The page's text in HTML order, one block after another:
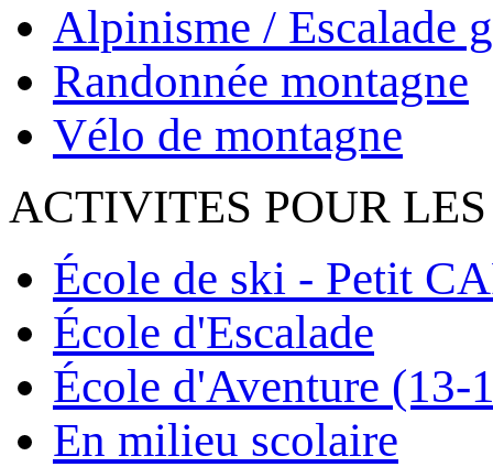
Alpinisme / Escalade
Randonnée montagne
Vélo de montagne
ACTIVITES POUR
École de ski - Petit
École d'Escalade
École d'Aventure (13-
En milieu scolaire